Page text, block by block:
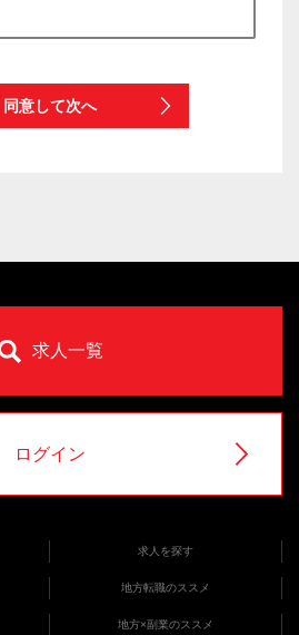
同意して次へ
求人一覧
ログイン
求人を探す
地方転職のススメ
地方×副業のススメ